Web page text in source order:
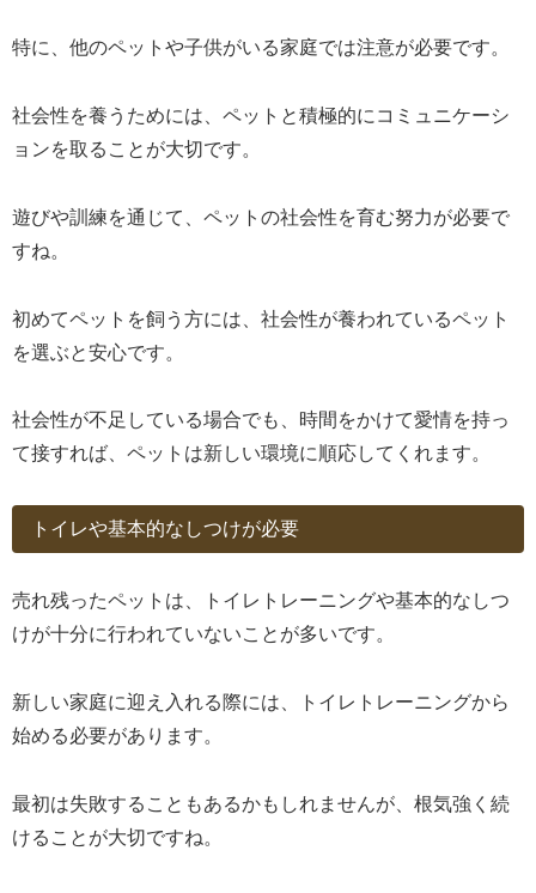
特に、他のペットや子供がいる家庭では注意が必要です。
社会性を養うためには、ペットと積極的にコミュニケーシ
ョンを取ることが大切です。
遊びや訓練を通じて、ペットの社会性を育む努力が必要で
すね。
初めてペットを飼う方には、社会性が養われているペット
を選ぶと安心です。
社会性が不足している場合でも、時間をかけて愛情を持っ
て接すれば、ペットは新しい環境に順応してくれます。
トイレや基本的なしつけが必要
売れ残ったペットは、トイレトレーニングや基本的なしつ
けが十分に行われていないことが多いです。
新しい家庭に迎え入れる際には、トイレトレーニングから
始める必要があります。
最初は失敗することもあるかもしれませんが、根気強く続
けることが大切ですね。